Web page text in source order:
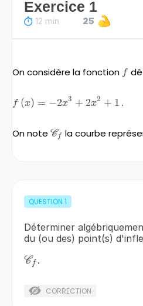
Exercice 1
12 min 25
On considère la fonction ff
f\left(x\right)=-2x^{3}
f (x) = −2x3 + 2x2 + 1 .
On note \mathscr{C_f}
Cf la courbe
QUESTION 1
Déterminer
du (ou des) point(s)
\mathscr{C_f}
Cf .
CORRECTION